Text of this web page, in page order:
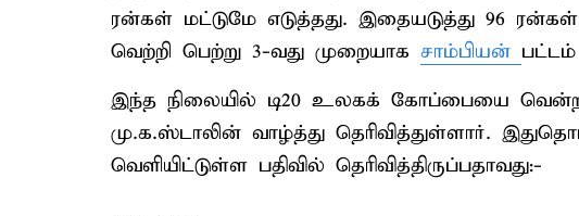
ரன்கள் மட்டுமே எடுத்தது. இதையடுத்து 96
வெற்றி பெற்று 3-வது முறையாக சாம்பியன்
இந்த நிலையில் டி20 உலகக் கோப்பையை
மு.க.ஸ்டாலின் வாழ்த்து தெரிவித்துள்ளார்.
வெளியிட்டுள்ள பதிவில் தெரிவித்திருப்பதாவது:-